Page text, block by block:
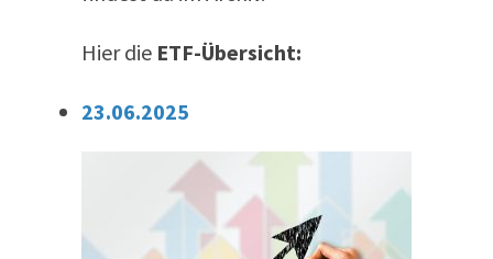
Hier die ETF-Übersicht:
23.06.2025